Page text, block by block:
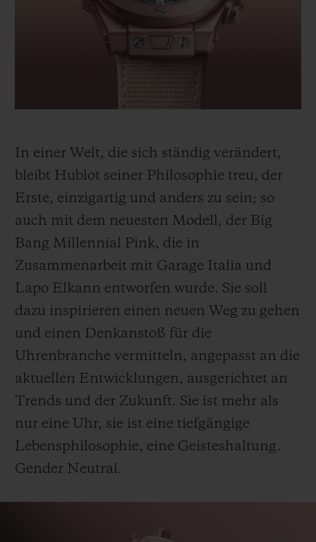
In einer Welt, die sich ständig verändert,
bleibt Hublot seiner Philosophie treu, der
Erste, einzigartig und anders zu sein; so
auch mit dem neuesten Modell, der Big
Bang Millennial Pink, die in
Zusammenarbeit mit Garage Italia und
Lapo Elkann entworfen wurde. Sie soll
dazu inspirieren einen neuen Weg zu gehen
und einen Denkanstoß für die
Uhrenbranche vermitteln, angepasst an die
aktuellen Entwicklungen, ausgerichtet an
Trends und der Zukunft. Sie ist mehr als
nur eine Uhr, sie ist eine tiefgängige
Lebensphilosophie, eine Geisteshaltung.
Gender Neutral.
BIG BANG
PEACH CERAMIC
HUBLOTISTA UND GARANTIEVERLÄNGERUNG
VORAUSSICHTLICHE LIEFERZEIT
KOSTENLOSE LIEFERUNG & RÜCKSENDUNGEN
SICHERE BEZAHLUNG
KONTAKT